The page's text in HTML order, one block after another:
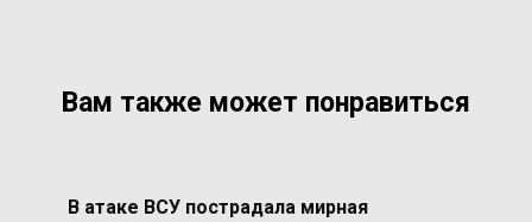
Вам также может понравиться
В атаке ВСУ пострадала мирная